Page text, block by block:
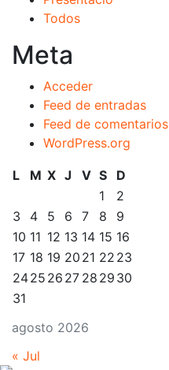
Todos
Meta
Acceder
Feed de entradas
Feed de comentarios
WordPress.org
agosto 2026
L M X J V S
D
1
2
3
4 5 6 7 8
9
10 11 12 13 14 15 16
17 18 19 20 21 22 23
2425 26 27 28 29 30
31
« Jul